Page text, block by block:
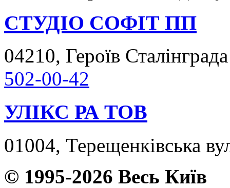
СТУДІО СОФІТ ПП
04210, Героїв
502-00-42
УЛІКС РА ТОВ
01004, Терещенківська
© 1995-2026 Весь Київ